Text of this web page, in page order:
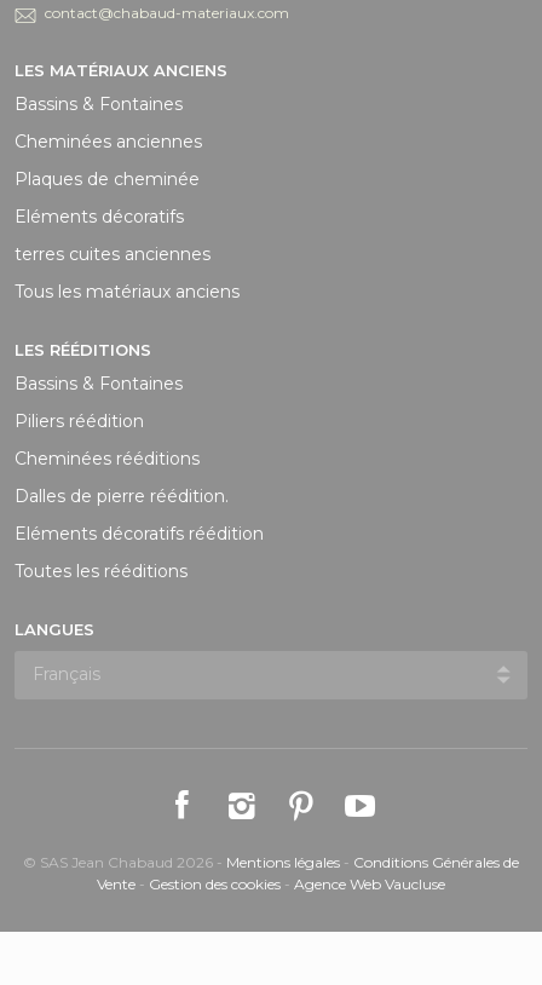
contact@chabaud-materiaux.com
LES MATÉRIAUX ANCIENS
Bassins & Fontaines
Cheminées anciennes
Plaques de cheminée
Eléments décoratifs
terres cuites anciennes
Tous les matériaux anciens
LES RÉÉDITIONS
Bassins & Fontaines
Piliers réédition
Cheminées rééditions
Dalles de pierre réédition.
Eléments décoratifs réédition
Toutes les rééditions
LANGUES
© SAS Jean Chabaud 2026 - Mentions légales - Conditions Générales de
Vente - Gestion des cookies - Agence Web Vaucluse